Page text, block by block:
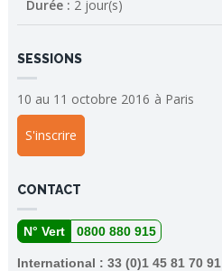
Durée : 2 jour(s)
SESSIONS
10 au 11 octobre 2016 à Paris
S'inscrire
CONTACT
N° Vert 0800 880 915
International : 33 (0)1 45 81 70 91